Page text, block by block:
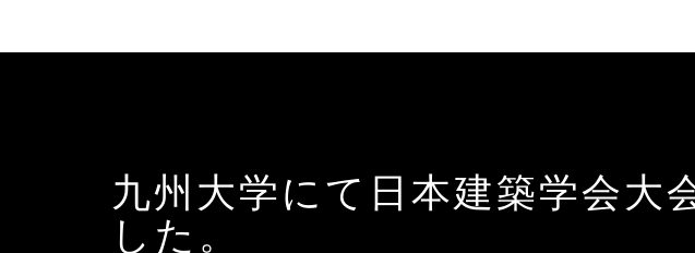
九州大学にて日本建築学会大
した。